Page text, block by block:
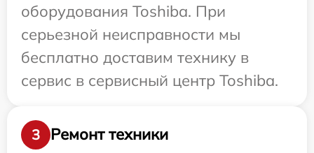
оборудования Toshiba. При
серьезной неисправности мы
бесплатно доставим технику в
сервис в сервисный центр Toshiba.
3
Ремонт техники